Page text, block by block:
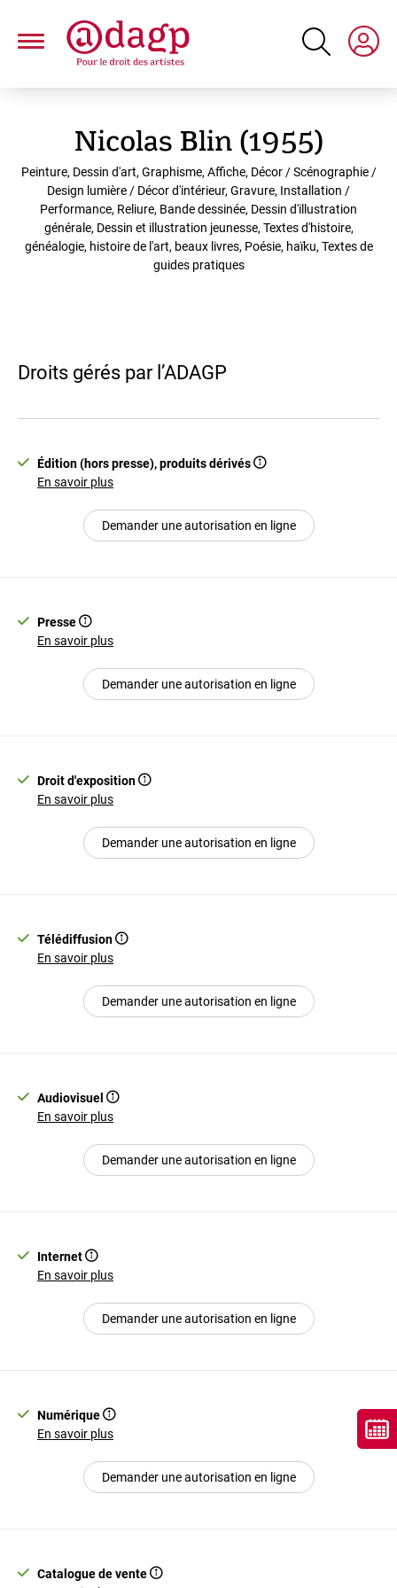
contenu
Nicolas Blin (1955)
Peinture, Dessin d'art, Graphisme, Affiche, Décor / Scénographie /
Design lumière / Décor d'intérieur, Gravure, Installation /
Performance, Reliure, Bande dessinée, Dessin d'illustration
générale, Dessin et illustration jeunesse, Textes d'histoire,
généalogie, histoire de l'art, beaux livres, Poésie, haïku, Textes de
guides pratiques
Droits gérés par l’ADAGP
Édition (hors presse), produits dérivés
En savoir plus
Demander une autorisation en ligne
Presse
En savoir plus
Demander une autorisation en ligne
Droit d'exposition
En savoir plus
Demander une autorisation en ligne
Télédiffusion
En savoir plus
Demander une autorisation en ligne
Audiovisuel
En savoir plus
Demander une autorisation en ligne
Internet
En savoir plus
Demander une autorisation en ligne
Numérique
En savoir plus
Demander une autorisation en ligne
Catalogue de vente